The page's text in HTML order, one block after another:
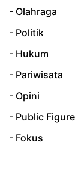
- Olahraga
- Politik
- Hukum
- Pariwisata
- Opini
- Public Figure
- Fokus